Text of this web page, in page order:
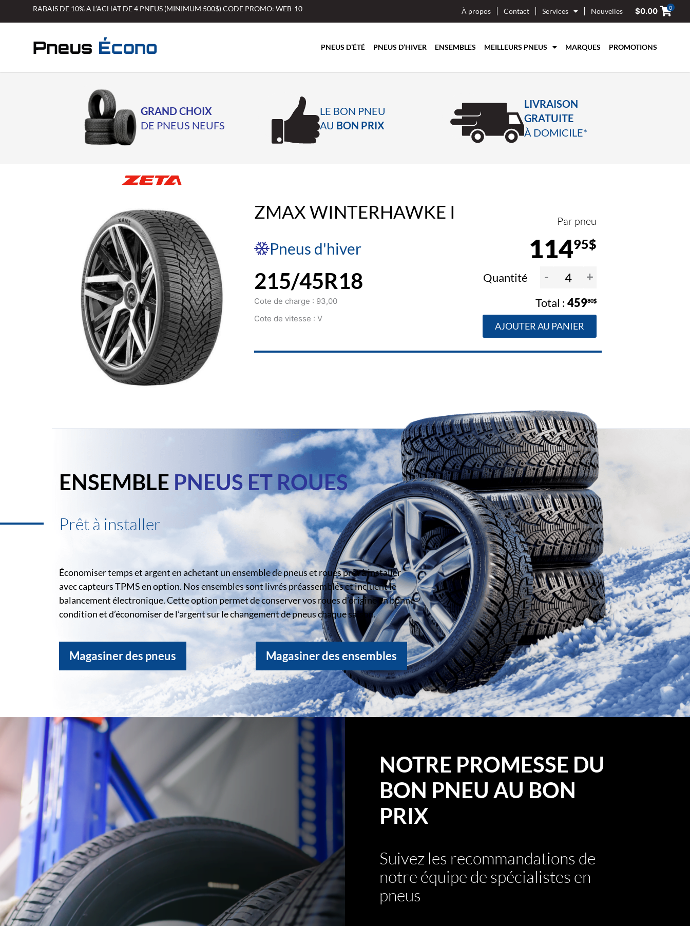
RABAIS DE 10% A L’ACHAT DE 4 PNEUS (MINIMUM 500$) CODE PROMO: WEB-10 À propos Contact Services Nouvelles $0.00 0
PNEUS D’ÉTÉ PNEUS D’HIVER ENSEMBLES MEILLEURS PNEUS MARQUES PROMOTIONS
GRAND CHOIX
DE PNEUS NEUFS
LE BON PNEU
AU BON PRIX
LIVRAISON
GRATUITE
À DOMICILE*
ZMAX WINTERHAWKE I
Pneus d'hiver
Par pneu
11495$
215/45R18
Cote de charge : 93,00
Cote de vitesse : V
Quantité - +
45980$
AJOUTER AU PANIER
ENSEMBLE PNEUS ET ROUES
Prêt à installer
Économiser temps et argent en achetant un ensemble de pneus et roues prêt à installer
avec capteurs TPMS en option. Nos ensembles sont livrés préassemblés et incluent le
balancement électronique. Cette option permet de conserver vos roues d’origine en bonne
condition et d’économiser de l’argent sur le changement de pneus chaque saison.
Magasiner des pneus Magasiner des ensembles
NOTRE PROMESSE DU
BON PNEU AU BON
PRIX
Suivez les recommandations de
notre équipe de spécialistes en
pneus